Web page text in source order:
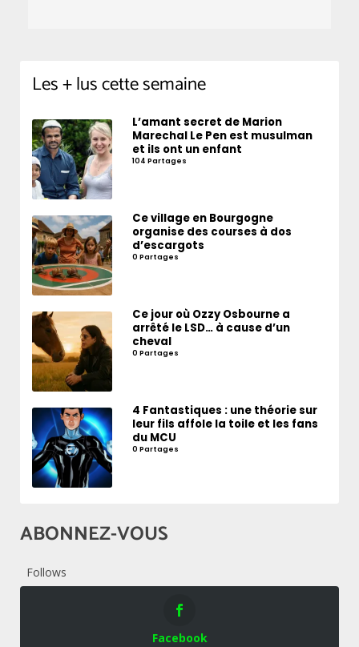
Les + lus cette semaine
L’amant secret de Marion
Marechal Le Pen est musulman
et ils ont un enfant
104 Partages
Ce village en Bourgogne
organise des courses à dos
d’escargots
0 Partages
Ce jour où Ozzy Osbourne a
arrêté le LSD… à cause d’un
cheval
0 Partages
4 Fantastiques : une théorie sur
leur fils affole la toile et les fans
du MCU
0 Partages
ABONNEZ-VOUS
Follows
Facebook